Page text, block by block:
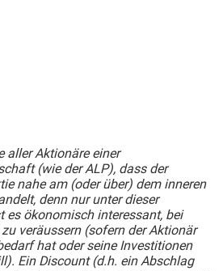
aller Aktionäre einer
(wie der ALP), dass der
nahe am (oder über) dem inneren
denn nur unter dieser
es ökonomisch interessant, bei
veräussern (sofern der Aktionär
hat oder seine Investitionen
Ein Discount (d.h. ein Abschlag